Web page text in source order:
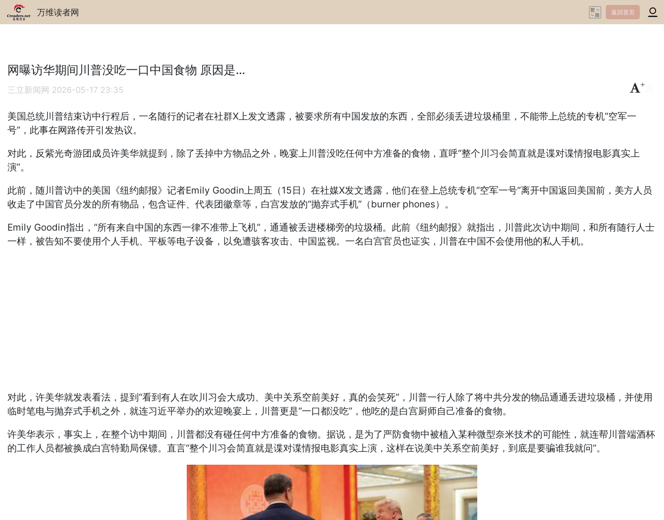
万维读者网 返回首页
网曝访华期间川普没吃一口中国食物 原因是…
三立新闻网 2026-05-17 23:35
+
美国总统川普结束访中行程后，一名随行的记者在社群X上发文透露，被要求所有中国发放的东西，全部必须丢进垃圾桶里，不能带上总统的专机“空军一
号”，此事在网路传开引发热议。
对此，反紫光奇游团成员许美华就提到，除了丢掉中方物品之外，晚宴上川普没吃任何中方准备的食物，直呼“整个川习会简直就是谍对谍情报电影真实上
演”。
此前，随川普访中的美国《纽约邮报》记者Emily Goodin上周五（15日）在社媒X发文透露，他们在登上总统专机“空军一号”离开中国返回美国前，美方人员
收走了中国官员分发的所有物品，包含证件、代表团徽章等，白宫发放的“抛弃式手机”（burner phones）。
Emily Goodin指出，“所有来自中国的东西一律不准带上飞机”，通通被丢进楼梯旁的垃圾桶。此前《纽约邮报》就指出，川普此次访中期间，和所有随行人士
一样，被告知不要使用个人手机、平板等电子设备，以免遭骇客攻击、中国监视。一名白宫官员也证实，川普在中国不会使用他的私人手机。
对此，许美华就发表看法，提到“看到有人在吹川习会大成功、美中关系空前美好，真的会笑死”，川普一行人除了将中共分发的物品通通丢进垃圾桶，并使用
临时笔电与抛弃式手机之外，就连习近平举办的欢迎晚宴上，川普更是“一口都没吃”，他吃的是白宫厨师自己准备的食物。
许美华表示，事实上，在整个访中期间，川普都没有碰任何中方准备的食物。据说，是为了严防食物中被植入某种微型奈米技术的可能性，就连帮川普端酒杯
的工作人员都被换成白宫特勤局保镖。直言“整个川习会简直就是谍对谍情报电影真实上演，这样在说美中关系空前美好，到底是要骗谁我就问”。